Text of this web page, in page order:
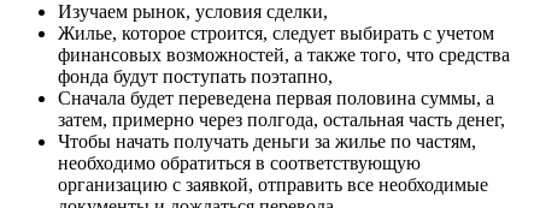
Изучаем рынок, условия сделки,
Жилье, которое строится, следует выбирать с учетом
финансовых возможностей, а также того, что средства
фонда будут поступать поэтапно,
Сначала будет переведена первая половина суммы, а
затем, примерно через полгода, остальная часть денег,
Чтобы начать получать деньги за жилье по частям,
необходимо обратиться в соответствующую
организацию с заявкой, отправить все необходимые